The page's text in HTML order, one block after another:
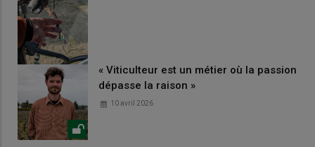
« Viticulteur est un métier où la passion
dépasse la raison »
10 avril 2026